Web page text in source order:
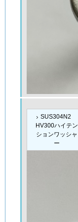
SUS304N2
HV300ハイテン
ションワッシャ
ー